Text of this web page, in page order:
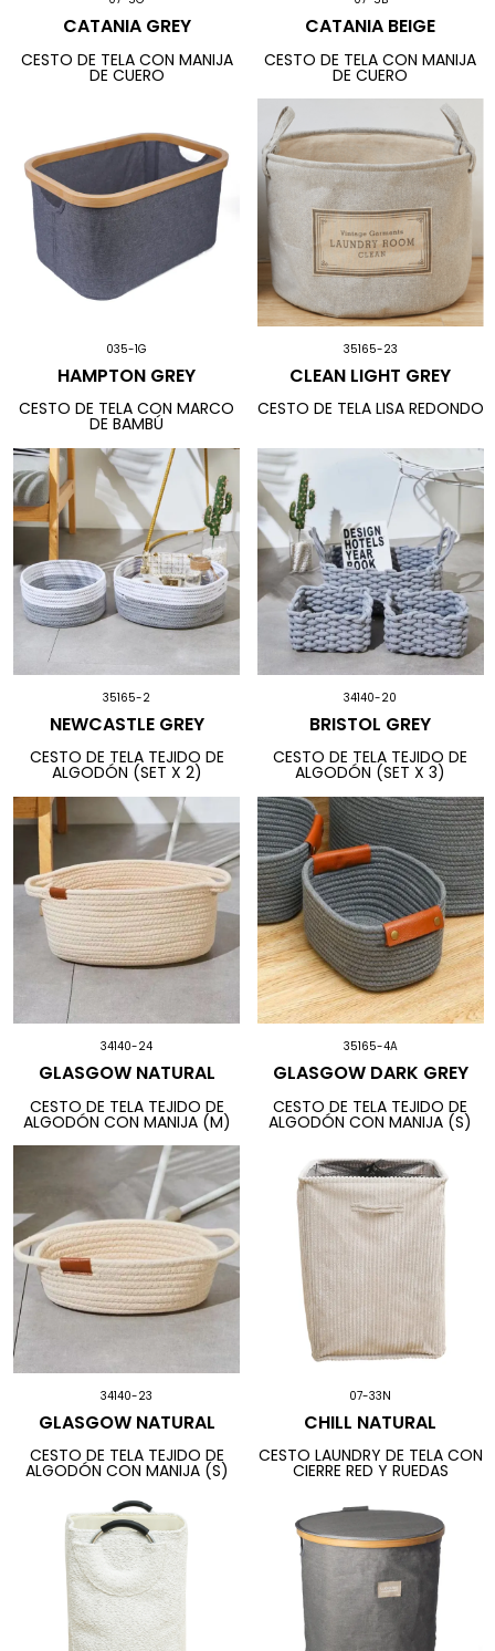
CATANIA GREY
CESTO DE TELA CON MANIJA
DE CUERO
CATANIA BEIGE
CESTO DE TELA CON MANIJA
DE CUERO
035-1G
HAMPTON GREY
CESTO DE TELA CON MARCO
DE BAMBÚ
35165-23
CLEAN LIGHT GREY
CESTO DE TELA LISA REDONDO
35165-2
NEWCASTLE GREY
CESTO DE TELA TEJIDO DE
ALGODÓN (SET X 2)
34140-20
BRISTOL GREY
CESTO DE TELA TEJIDO DE
ALGODÓN (SET X 3)
34140-24
GLASGOW NATURAL
CESTO DE TELA TEJIDO DE
ALGODÓN CON MANIJA (M)
35165-4A
GLASGOW DARK GREY
CESTO DE TELA TEJIDO DE
ALGODÓN CON MANIJA (S)
34140-23
GLASGOW NATURAL
CESTO DE TELA TEJIDO DE
ALGODÓN CON MANIJA (S)
07-33N
CHILL NATURAL
CESTO LAUNDRY DE TELA CON
CIERRE RED Y RUEDAS